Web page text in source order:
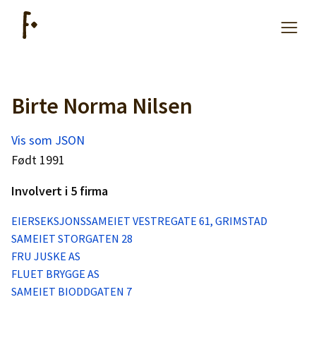
Artikler
Hjelp
Kjøpe lister
Priser
Birte Norma Nilsen
Vis som JSON
Født 1991
Involvert i 5 firma
EIERSEKSJONSSAMEIET VESTREGATE 61, GRIMSTAD
SAMEIET STORGATEN 28
FRU JUSKE AS
FLUET BRYGGE AS
SAMEIET BIODDGATEN 7